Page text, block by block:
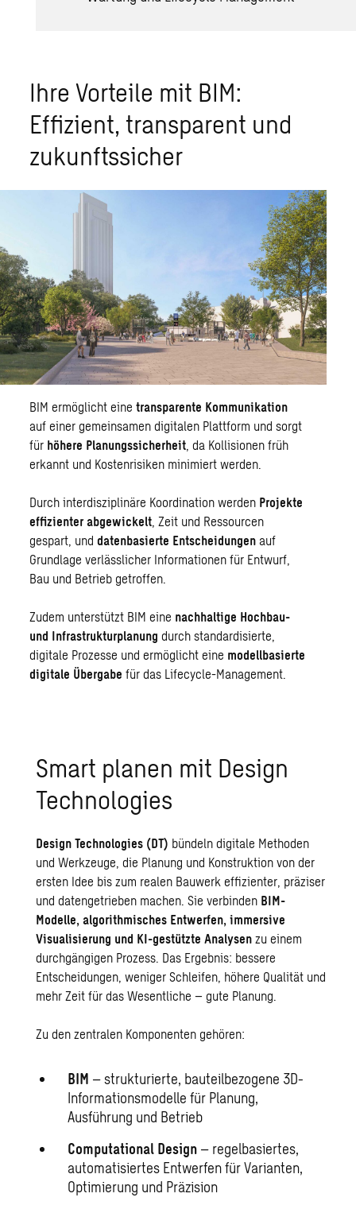
Ihre Vorteile mit BIM:
Effizient, transparent und
zukunftssicher
BIM ermöglicht einetransparente Kommunikation
auf einer gemeinsamen digitalen Plattform und sorgt
für höhere Planungssicherheit , da Kollisionen früh
erkannt und Kostenrisiken minimiert werden.
Durch interdisziplinäre Koordination werden Projekte
effizienter abgewickelt , Zeit und Ressourcen
gespart, unddatenbasierte Entscheidungen auf
Grundlage verlässlicher Informationen für Entwurf,
Bau und Betrieb getroffen.
Zudem unterstützt BIM eine nachhaltige Hochbau-
und Infrastrukturplanung durch standardisierte,
digitale Prozesse und ermöglicht eine modellbasierte
digitale Übergabe für das Lifecycle-Management.
Smart planen mit Design
Technologies
Design Technologies (DT) bündeln digitale Methoden
und Werkzeuge, die Planung und Konstruktion von der
ersten Idee bis zum realen Bauwerk effizienter, präziser
und datengetrieben machen. Sie verbinden BIM-
Modelle, algorithmisches Entwerfen, immersive
Visualisierung und KI-gestützte Analysen zu einem
durchgängigen Prozess. Das Ergebnis: bessere
Entscheidungen, weniger Schleifen, höhere Qualität und
mehr Zeit für das Wesentliche – gute Planung.
Zu den zentralen Komponenten gehören:
BIM – strukturierte, bauteilbezogene 3D-
Informationsmodelle für Planung,
Ausführung und Betrieb
Computational Design – regelbasiertes,
automatisiertes Entwerfen für Varianten,
Optimierung und Präzision